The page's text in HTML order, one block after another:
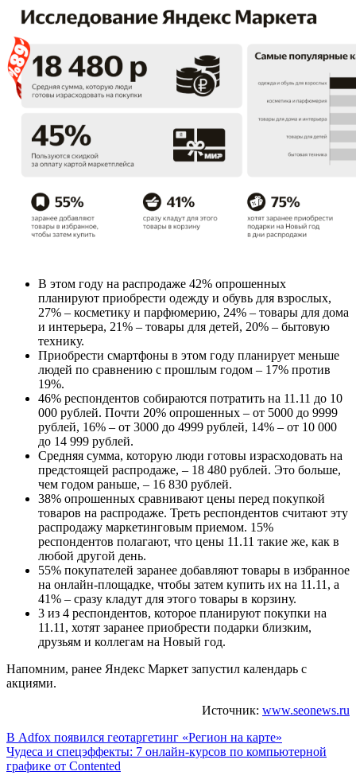
В этом году на распродаже 42% опрошенных
планируют приобрести одежду и обувь для взрослых,
27% – косметику и парфюмерию, 24% – товары для дома
и интерьера, 21% – товары для детей, 20% – бытовую
технику.
Приобрести смартфоны в этом году планирует меньше
людей по сравнению с прошлым годом – 17% против
19%.
46% респондентов собираются потратить на 11.11 до 10
000 рублей. Почти 20% опрошенных – от 5000 до 9999
рублей, 16% – от 3000 до 4999 рублей, 14% – от 10 000
до 14 999 рублей.
Средняя сумма, которую люди готовы израсходовать на
предстоящей распродаже, – 18 480 рублей. Это больше,
чем годом раньше, – 16 830 рублей.
38% опрошенных сравнивают цены перед покупкой
товаров на распродаже. Треть респондентов считают эту
распродажу маркетинговым приемом. 15%
респондентов полагают, что цены 11.11 такие же, как в
любой другой день.
55% покупателей заранее добавляют товары в избранное
на онлайн-площадке, чтобы затем купить их на 11.11, а
41% – сразу кладут для этого товары в корзину.
3 из 4 респондентов, которое планируют покупки на
11.11, хотят заранее приобрести подарки близким,
друзьям и коллегам на Новый год.
Напомним, ранее Яндекс Маркет запустил календарь с
акциями.
Источник: www.seonews.ru
Навигация
по
В Adfox появился геотаргетинг «Регион на карте»
Чудеса и спецэффекты: 7 онлайн-курсов по компьютерной
графике от Contented